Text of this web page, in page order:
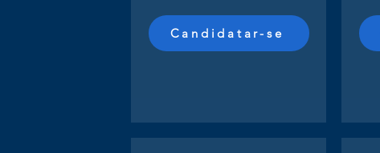
Candidatar-se